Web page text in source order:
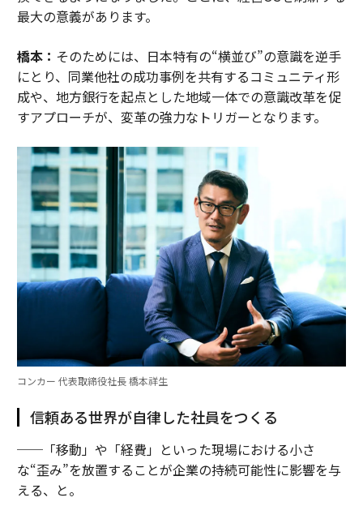
最大の意義があります。
橋本： そのためには、日本特有の“横並び”の意識を逆手
にとり、同業他社の成功事例を共有するコミュニティ形
成や、地方銀行を起点とした地域一体での意識改革を促
すアプローチが、変革の強力なトリガーとなります。
コンカー 代表取締役社長 橋本祥生
信頼ある世界が自律した社員をつくる
──「移動」や「経費」といった現場における小さ
な“歪み”を放置することが企業の持続可能性に影響を与
える、と。